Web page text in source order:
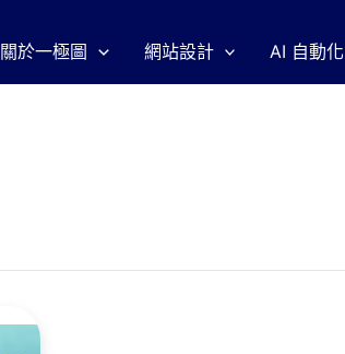
關於一極圖 網站設計 AI 自動化